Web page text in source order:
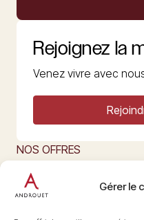
Gérer le
Rejoignez la
Venez vivre avec
NOS OFFRES
L’ART DU FROMAGE
Nous suivre